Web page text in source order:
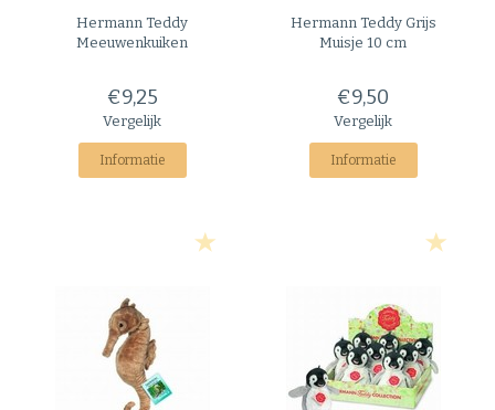
Hermann Teddy
Meeuwenkuiken
€9,25
Vergelijk
Informatie
Hermann TeddyGrijs
Muisje 10 cm
€9,50
Vergelijk
Informatie